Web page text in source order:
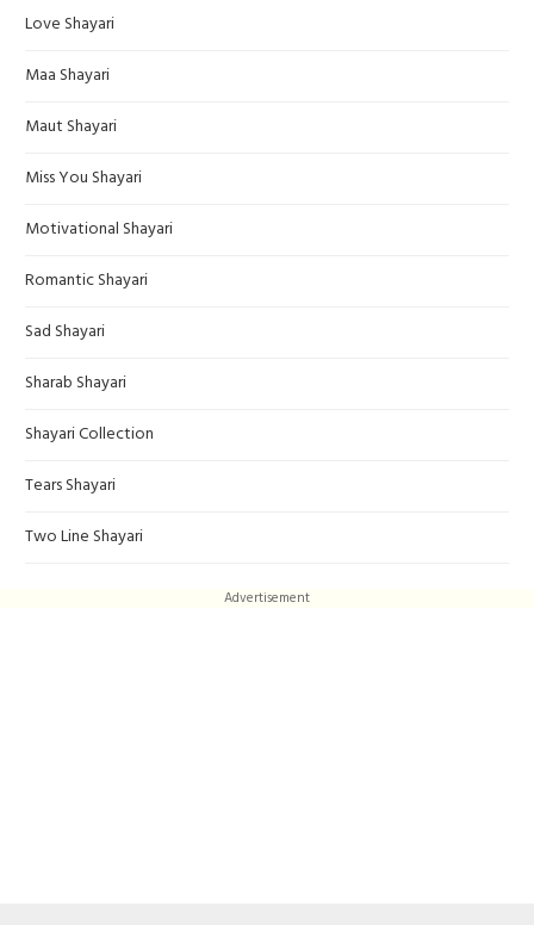
Love Shayari
Maa Shayari
Maut Shayari
Miss You Shayari
Motivational Shayari
Romantic Shayari
Sad Shayari
Sharab Shayari
Shayari Collection
Tears Shayari
Two Line Shayari
Advertisement